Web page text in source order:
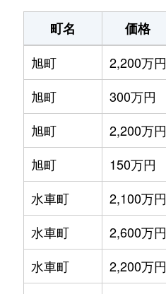
町名 価格
旭町
2,200万円
旭町
300万円
旭町
2,200万円
旭町
150万円
水車町
2,100万円
水車町
2,600万円
水車町
2,200万円